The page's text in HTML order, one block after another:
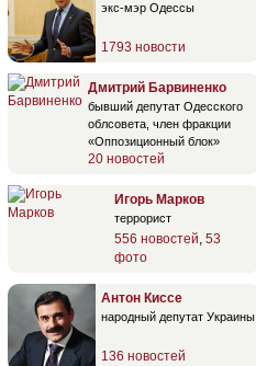
экс-мэр Одессы
1793 новости
Дмитрий Барвиненко
бывший депутат Одесского
облсовета, член фракции
«Оппозиционный блок»
20 новостей
Игорь Марков
террорист
556 новостей, 53
фото
Антон Киссе
народный депутат Украины
136 новостей